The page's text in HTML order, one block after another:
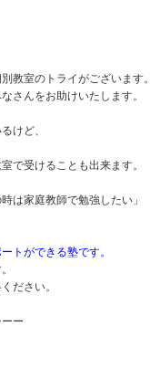
教室のトライがございます
さんをお助けいたします。
けど、
で受けることも出来ます。
は家庭教師で勉強したい」
トができる塾です。
ださい。
ー